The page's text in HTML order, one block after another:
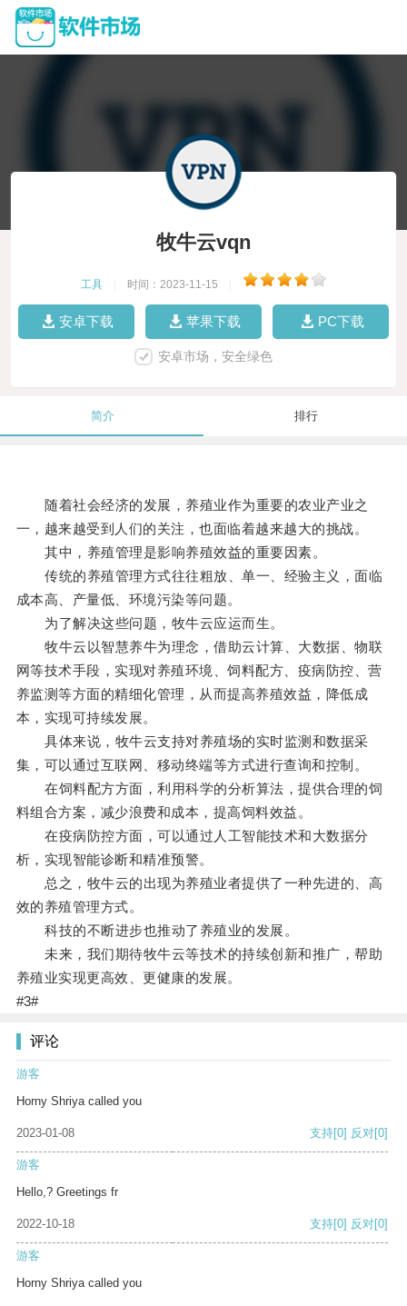
牧牛云vqn
工具 时间：2023-11-15
安卓下载 苹果下载 PC下载
安卓市场，安全绿色
简介 排行
随着社会经济的发展，养殖业作为重要的农业产业之
一，越来越受到人们的关注，也面临着越来越大的挑战。
其中，养殖管理是影响养殖效益的重要因素。
传统的养殖管理方式往往粗放、单一、经验主义，面临
成本高、产量低、环境污染等问题。
为了解决这些问题，牧牛云应运而生。
牧牛云以智慧养牛为理念，借助云计算、大数据、物联
网等技术手段，实现对养殖环境、饲料配方、疫病防控、营
养监测等方面的精细化管理，从而提高养殖效益，降低成
本，实现可持续发展。
具体来说，牧牛云支持对养殖场的实时监测和数据采
集，可以通过互联网、移动终端等方式进行查询和控制。
在饲料配方方面，利用科学的分析算法，提供合理的饲
料组合方案，减少浪费和成本，提高饲料效益。
在疫病防控方面，可以通过人工智能技术和大数据分
析，实现智能诊断和精准预警。
总之，牧牛云的出现为养殖业者提供了一种先进的、高
效的养殖管理方式。
科技的不断进步也推动了养殖业的发展。
未来，我们期待牧牛云等技术的持续创新和推广，帮助
养殖业实现更高效、更健康的发展。
#3#
评论
游客
Horny Shriya called you
2023-01-08 支持[0] 反对[0]
游客
Hello,? Greetings fr
2022-10-18 支持[0] 反对[0]
游客
Horny Shriya called you